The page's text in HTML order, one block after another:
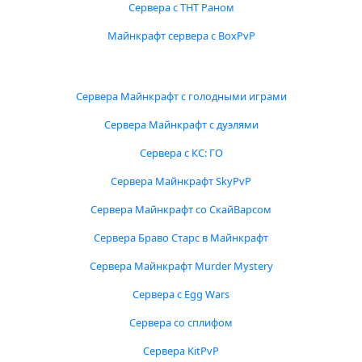
Сервера с ТНТ Раном
Майнкрафт сервера с BoxPvP
Сервера Майнкрафт с голодными играми
Сервера Майнкрафт с дуэлями
Сервера с КС: ГО
Сервера Майнкрафт SkyPvP
Сервера Майнкрафт со СкайВарсом
Сервера Браво Старс в Майнкрафт
Сервера Майнкрафт Murder Mystery
Сервера с Egg Wars
Сервера со сплифом
Сервера KitPvP